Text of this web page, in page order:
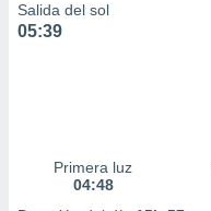
Salida del sol
05:39
Primera luz
04:48